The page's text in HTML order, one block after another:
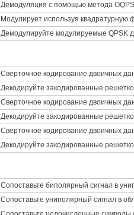
Демодуляция с помощью метода
Модулирует используя
Демодулируйте модулируемые QPSK
Сверточное кодирование двоичных
Декодируйте закодированные
Сверточное кодирование двоичных
Декодируйте закодированные
Сверточное кодирование двоичных
Декодируйте закодированные
Сопоставьте биполярный сигнал в
Сопоставьте униполярный сигнал в